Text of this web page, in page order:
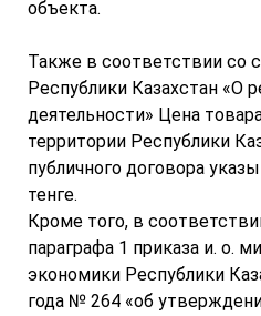
объекта.
Также в соответствии со
Республики Казахстан «О
деятельности» Цена
территории Республики
публичного договора
Кроме того, в
параграфа 1 приказа и. о.
экономики Республики
года № 264 «об